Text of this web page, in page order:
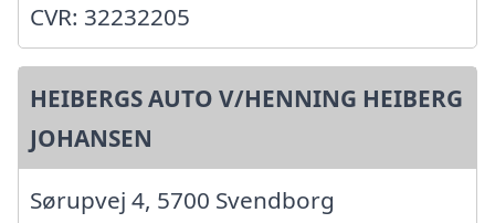
CVR: 32232205
HEIBERGS AUTO V/HENNING HEIBERG
JOHANSEN
Sørupvej 4, 5700 Svendborg